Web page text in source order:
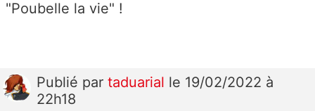
"Poubelle la vie" !
Publié par taduarial le 19/02/2022 à
22h18